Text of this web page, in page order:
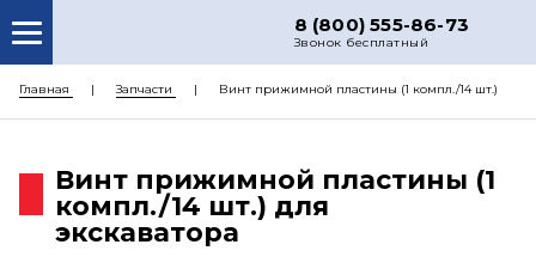
8 (800) 555-86-73
Звонок бесплатный
О НАС
РЕМОНТ
ДОСТАВКА
Главная Запчасти Винт прижимной пластины (1 компл./14 шт.)
Винт прижимной пластины (1
компл./14 шт.) для
экскаватора